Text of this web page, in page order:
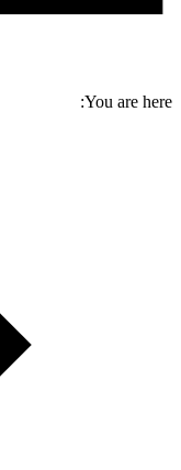
You are here: